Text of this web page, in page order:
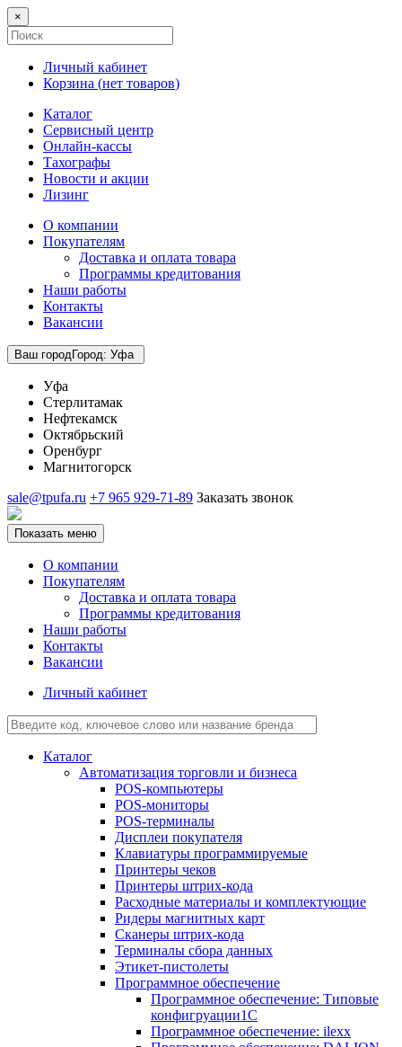
×
Личный кабинет
Корзина (нет товаров)
Каталог
Сервисный центр
Онлайн-кассы
Тахографы
Новости и акции
Лизинг
О компании
Покупателям
Доставка и оплата товара
Программы кредитования
Наши работы
Контакты
Вакансии
Ваш городГород: Уфа
Уфа
Стерлитамак
Нефтекамск
Октябрьский
Оренбург
Магнитогорск
sale@tpufa.ru +7 965 929-71-89 Заказать звонок
Показать меню
О компании
Покупателям
Доставка и оплата товара
Программы кредитования
Наши работы
Контакты
Вакансии
Личный кабинет
Каталог
Автоматизация торговли и бизнеса
POS-компьютеры
POS-мониторы
POS-терминалы
Дисплеи покупателя
Клавиатуры программируемые
Принтеры чеков
Принтеры штрих-кода
Расходные материалы и комплектующие
Ридеры магнитных карт
Сканеры штрих-кода
Терминалы сбора данных
Этикет-пистолеты
Программное обеспечение
Программное обеспечение: Типовые
конфигруации1С
Программное обеспечение: ilexx